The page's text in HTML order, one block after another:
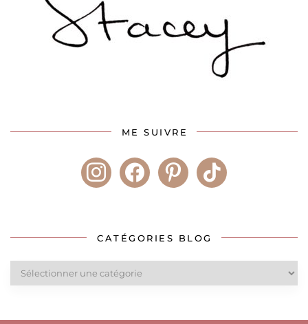
ME SUIVRE
instagramfacebookpinteresttiktok
CATÉGORIES BLOG
blog